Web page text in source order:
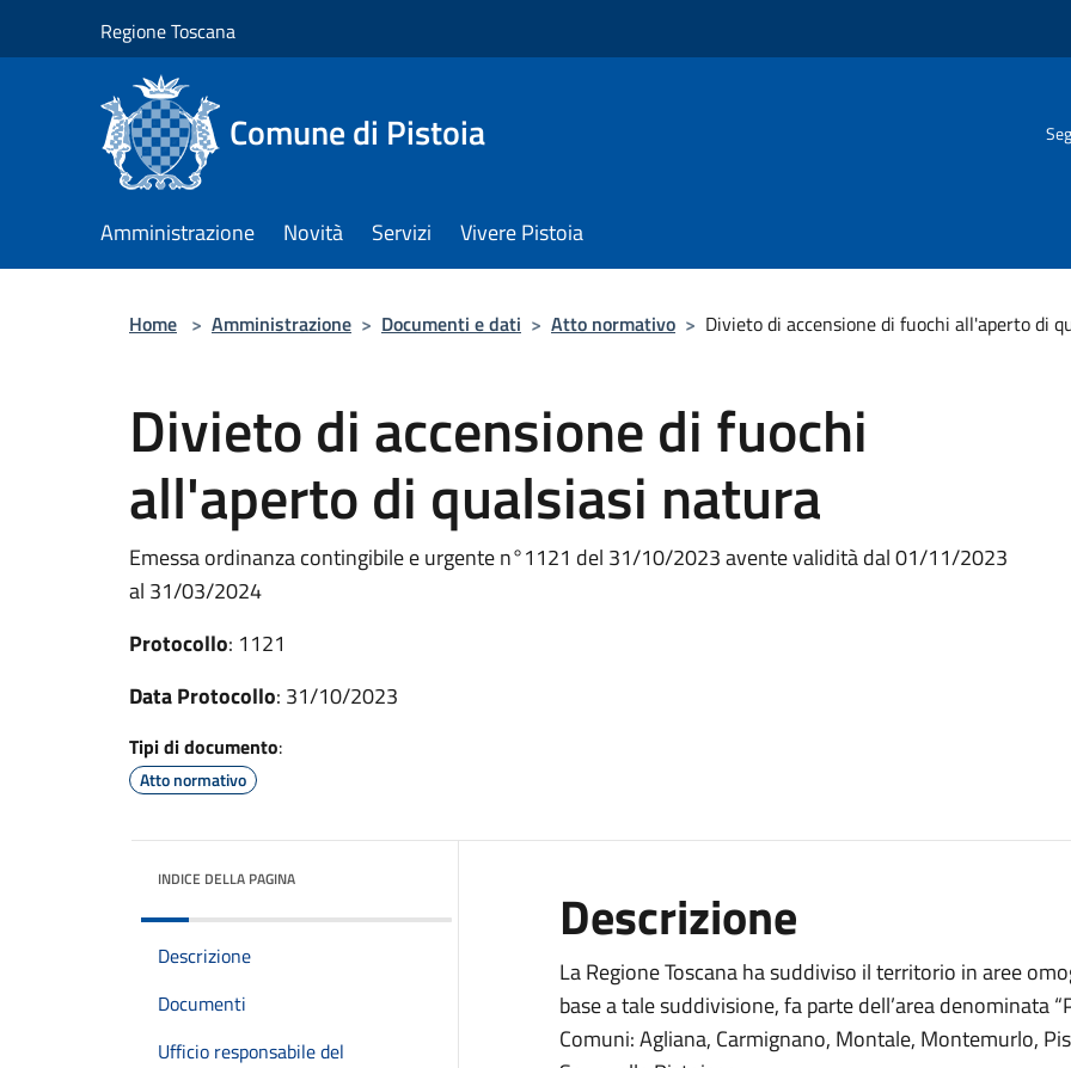
Regione Toscana
Comune di Pistoia
Amministrazione Novità Servizi Vivere Pistoia
Home > Amministrazione > Documenti e dati > Atto normativo > Divieto di accensione di fuochi all'aperto di
Divieto di accensione di fuochi
all'aperto di qualsiasi natura
Emessa ordinanza contingibile e urgente n°1121 del 31/10/2023 avente validità dal 01/11/2023
al 31/03/2024
Protocollo: 1121
Data Protocollo: 31/10/2023
Tipi di documento:
Atto normativo
INDICE DELLA PAGINA
Descrizione
Documenti
Ufficio responsabile del
Descrizione
La Regione Toscana ha suddiviso il territorio in aree
base a tale suddivisione, fa parte dell’area denominata
Comuni: Agliana, Carmignano, Montale, Montemurlo,